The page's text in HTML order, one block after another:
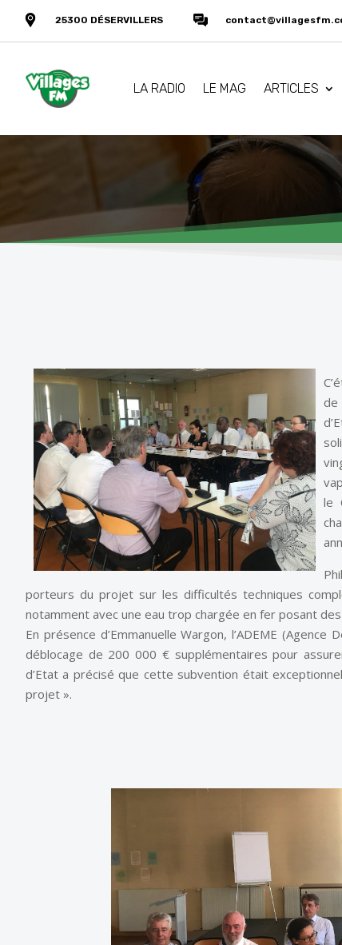
25300 DÉSERVILLERS
LA RADIO LE MAG ARTICLES
de
le
porteurs du projet sur les difficultés techniques
notamment avec une eau trop chargée en fer posant
En présence d’Emmanuelle Wargon, l’ADEME
déblocage de 200 000 € supplémentaires pour
d’Etat a précisé que cette subvention était
projet ».